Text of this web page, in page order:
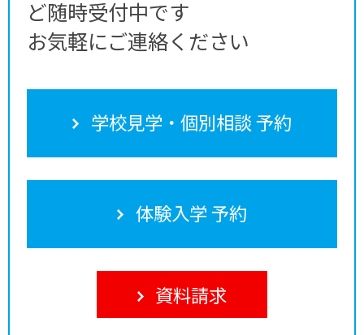
ど随時受付中です
お気軽にご連絡ください
学校見学・個別相談 予約
体験入学 予約
資料請求